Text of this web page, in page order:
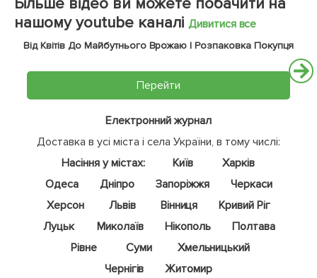
нашому youtube каналі Дивитися все
Від Квітів До Майбутнього Врожаю | Розпаковка Покупця
Перейти
Електронний журнал
Доставка в усі міста і села України, в тому числі:
Насіння у містах:
Київ
Харків
Одеса
Дніпро Запоріжжя
Черкаси
Херсон
Львів Вінниця
Кривий Ріг
Луцьк
Миколаїв Нікополь
Полтава
Рівне
Суми
Хмельницький
Чернігів
Житомир